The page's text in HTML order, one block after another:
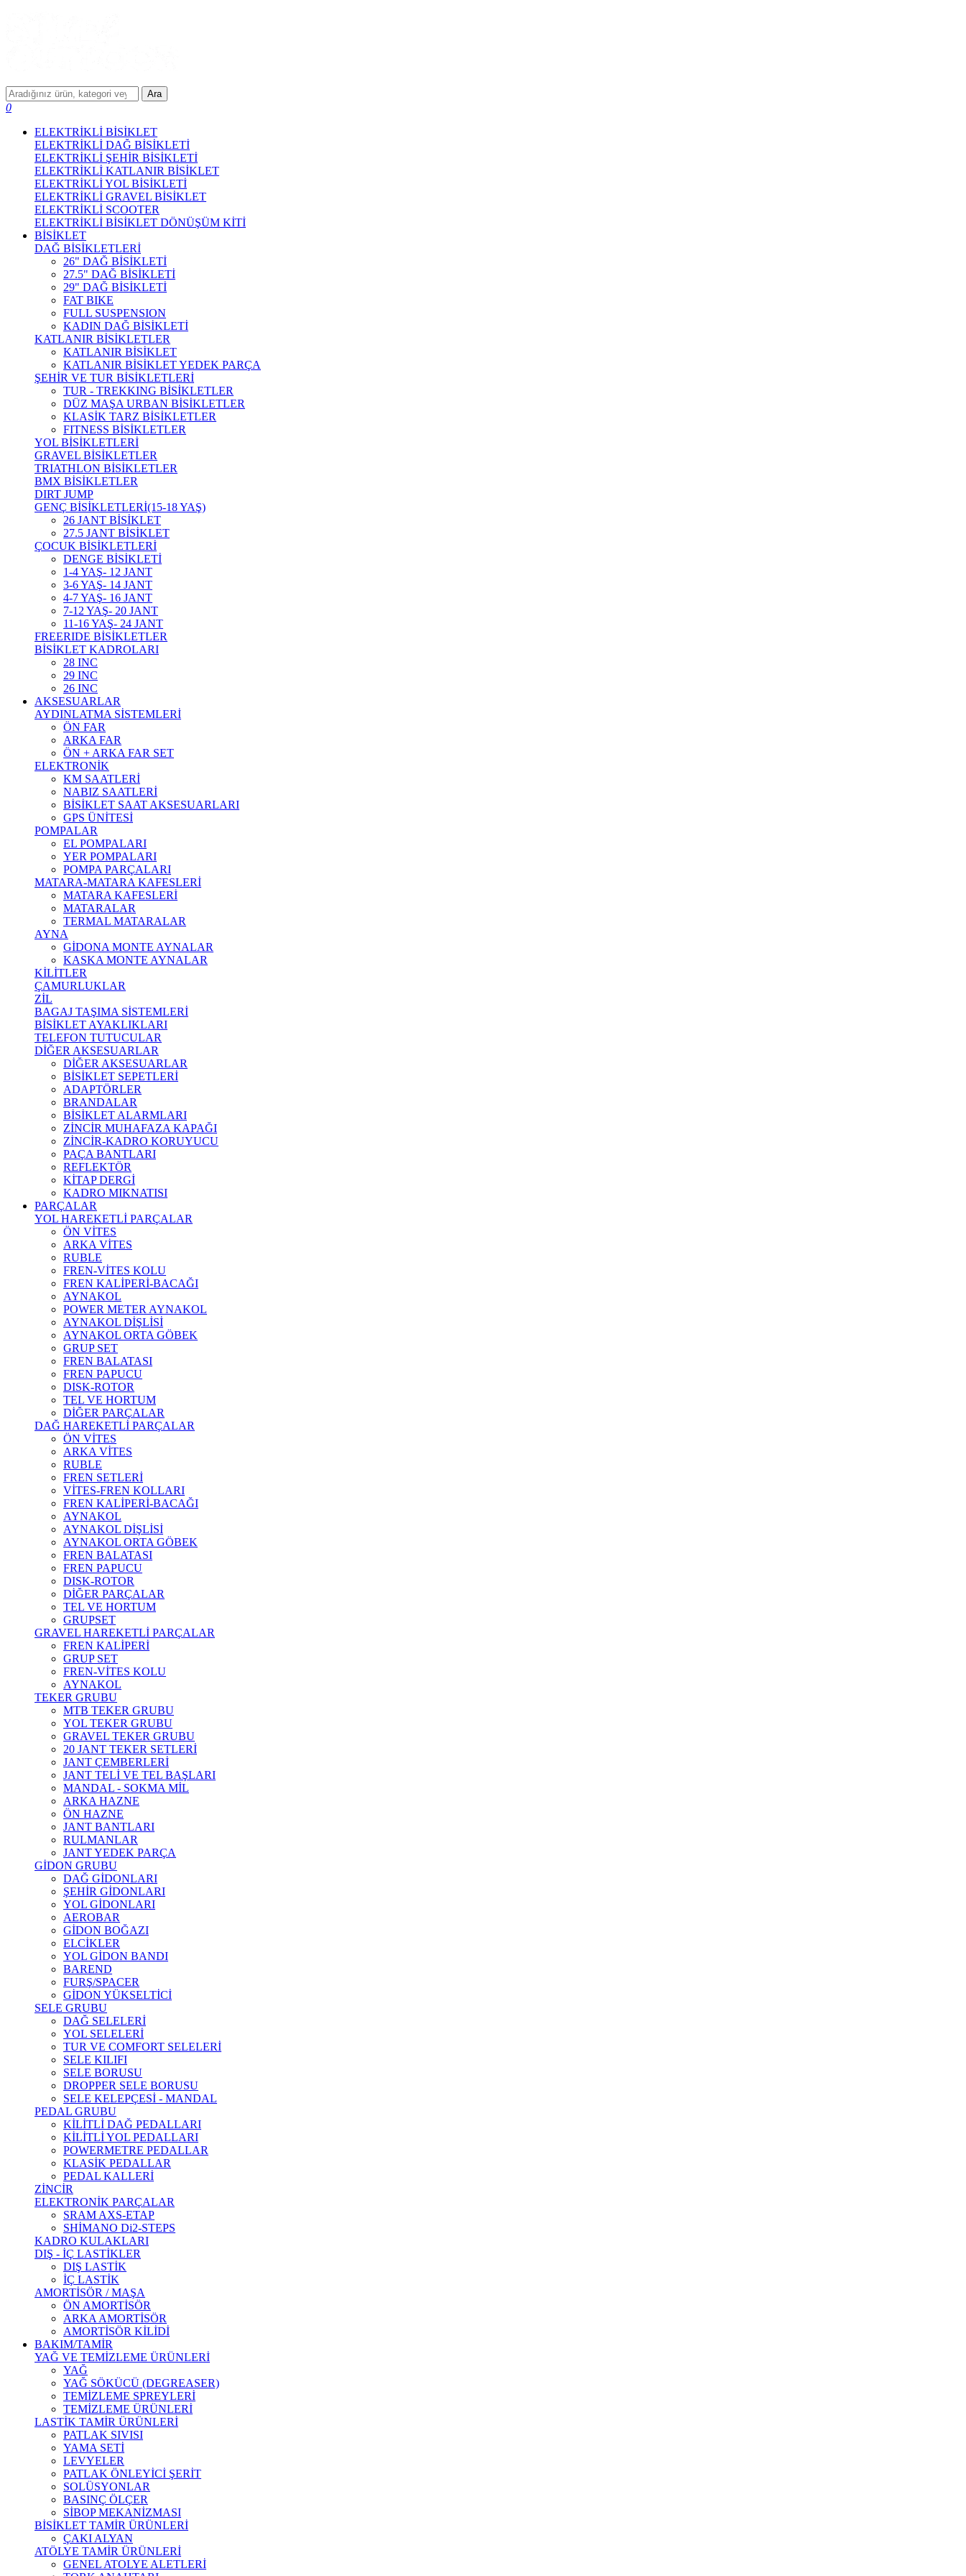
Ara
0
ELEKTRİKLİ BİSİKLET
ELEKTRİKLİ DAĞ BİSİKLETİ
ELEKTRİKLİ ŞEHİR BİSİKLETİ
ELEKTRİKLİ KATLANIR BİSİKLET
ELEKTRİKLİ YOL BİSİKLETİ
ELEKTRİKLİ GRAVEL BİSİKLET
ELEKTRİKLİ SCOOTER
ELEKTRİKLİ BİSİKLET DÖNÜŞÜM KİTİ
BİSİKLET
DAĞ BİSİKLETLERİ
26" DAĞ BİSİKLETİ
27.5" DAĞ BİSİKLETİ
29" DAĞ BİSİKLETİ
FAT BIKE
FULL SUSPENSION
KADIN DAĞ BİSİKLETİ
KATLANIR BİSİKLETLER
KATLANIR BİSİKLET
KATLANIR BİSİKLET YEDEK PARÇA
ŞEHİR VE TUR BİSİKLETLERİ
TUR - TREKKING BİSİKLETLER
DÜZ MAŞA URBAN BİSİKLETLER
KLASİK TARZ BİSİKLETLER
FITNESS BİSİKLETLER
YOL BİSİKLETLERİ
GRAVEL BİSİKLETLER
TRIATHLON BİSİKLETLER
BMX BİSİKLETLER
DIRT JUMP
GENÇ BİSİKLETLERİ(15-18 YAŞ)
26 JANT BİSİKLET
27.5 JANT BİSİKLET
ÇOCUK BİSİKLETLERİ
DENGE BİSİKLETİ
1-4 YAŞ- 12 JANT
3-6 YAŞ- 14 JANT
4-7 YAŞ- 16 JANT
7-12 YAŞ- 20 JANT
11-16 YAŞ- 24 JANT
FREERIDE BİSİKLETLER
BİSİKLET KADROLARI
28 INC
29 INC
26 INC
AKSESUARLAR
AYDINLATMA SİSTEMLERİ
ÖN FAR
ARKA FAR
ÖN + ARKA FAR SET
ELEKTRONİK
KM SAATLERİ
NABIZ SAATLERİ
BİSİKLET SAAT AKSESUARLARI
GPS ÜNİTESİ
POMPALAR
EL POMPALARI
YER POMPALARI
POMPA PARÇALARI
MATARA-MATARA KAFESLERİ
MATARA KAFESLERİ
MATARALAR
TERMAL MATARALAR
AYNA
GİDONA MONTE AYNALAR
KASKA MONTE AYNALAR
KİLİTLER
ÇAMURLUKLAR
ZİL
BAGAJ TAŞIMA SİSTEMLERİ
BİSİKLET AYAKLIKLARI
TELEFON TUTUCULAR
DİĞER AKSESUARLAR
DİĞER AKSESUARLAR
BİSİKLET SEPETLERİ
ADAPTÖRLER
BRANDALAR
BİSİKLET ALARMLARI
ZİNCİR MUHAFAZA KAPAĞI
ZİNCİR-KADRO KORUYUCU
PAÇA BANTLARI
REFLEKTÖR
KİTAP DERGİ
KADRO MIKNATISI
PARÇALAR
YOL HAREKETLİ PARÇALAR
ÖN VİTES
ARKA VİTES
RUBLE
FREN-VİTES KOLU
FREN KALİPERİ-BACAĞI
AYNAKOL
POWER METER AYNAKOL
AYNAKOL DİŞLİSİ
AYNAKOL ORTA GÖBEK
GRUP SET
FREN BALATASI
FREN PAPUCU
DISK-ROTOR
TEL VE HORTUM
DİĞER PARÇALAR
DAĞ HAREKETLİ PARÇALAR
ÖN VİTES
ARKA VİTES
RUBLE
FREN SETLERİ
VİTES-FREN KOLLARI
FREN KALİPERİ-BACAĞI
AYNAKOL
AYNAKOL DİŞLİSİ
AYNAKOL ORTA GÖBEK
FREN BALATASI
FREN PAPUCU
DISK-ROTOR
DİĞER PARÇALAR
TEL VE HORTUM
GRUPSET
GRAVEL HAREKETLİ PARÇALAR
FREN KALİPERİ
GRUP SET
FREN-VİTES KOLU
AYNAKOL
TEKER GRUBU
MTB TEKER GRUBU
YOL TEKER GRUBU
GRAVEL TEKER GRUBU
20 JANT TEKER SETLERİ
JANT ÇEMBERLERİ
JANT TELİ VE TEL BAŞLARI
MANDAL - SOKMA MİL
ARKA HAZNE
ÖN HAZNE
JANT BANTLARI
RULMANLAR
JANT YEDEK PARÇA
GİDON GRUBU
DAĞ GİDONLARI
ŞEHİR GİDONLARI
YOL GİDONLARI
AEROBAR
GİDON BOĞAZI
ELCİKLER
YOL GİDON BANDI
BAREND
FURŞ/SPACER
GİDON YÜKSELTİCİ
SELE GRUBU
DAĞ SELELERİ
YOL SELELERİ
TUR VE COMFORT SELELERİ
SELE KILIFI
SELE BORUSU
DROPPER SELE BORUSU
SELE KELEPÇESİ - MANDAL
PEDAL GRUBU
KİLİTLİ DAĞ PEDALLARI
KİLİTLİ YOL PEDALLARI
POWERMETRE PEDALLAR
KLASİK PEDALLAR
PEDAL KALLERİ
ZİNCİR
ELEKTRONİK PARÇALAR
SRAM AXS-ETAP
SHİMANO Di2-STEPS
KADRO KULAKLARI
DIŞ - İÇ LASTİKLER
DIŞ LASTİK
İÇ LASTİK
AMORTİSÖR / MAŞA
ÖN AMORTİSÖR
ARKA AMORTİSÖR
AMORTİSÖR KİLİDİ
BAKIM/TAMİR
YAĞ VE TEMİZLEME ÜRÜNLERİ
YAĞ
YAĞ SÖKÜCÜ (DEGREASER)
TEMİZLEME SPREYLERİ
TEMİZLEME ÜRÜNLERİ
LASTİK TAMİR ÜRÜNLERİ
PATLAK SIVISI
YAMA SETİ
LEVYELER
PATLAK ÖNLEYİCİ ŞERİT
SOLÜSYONLAR
BASINÇ ÖLÇER
SİBOP MEKANİZMASI
BİSİKLET TAMİR ÜRÜNLERİ
ÇAKI ALYAN
ATÖLYE TAMİR ÜRÜNLERİ
GENEL ATOLYE ALETLERİ